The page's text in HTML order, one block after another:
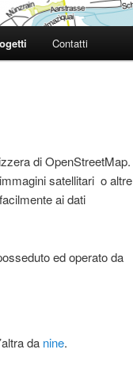
Contatti
di OpenStreetMap.
satellitari o altre
ai dati
ed operato da
da nine.